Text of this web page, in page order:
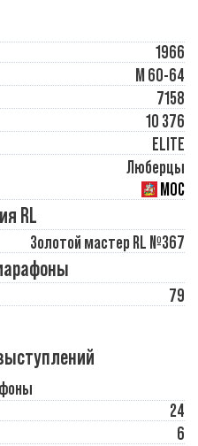
1966
М 60-64
7158
10 376
ELITE
Люберцы
МОС
RL
Золотой мастер RL №367
79
24
6